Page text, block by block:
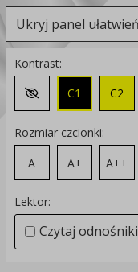
Ukryj panel
Kontrast:
Zmień kontrast na
C1 C2
Rozmiar czcionki:
A
A+ A++
Lektor:
Czytaj odnośniki